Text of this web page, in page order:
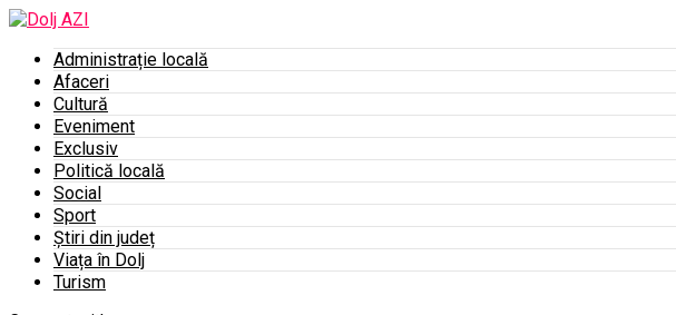
Administrație locală
Afaceri
Cultură
Eveniment
Exclusiv
Politică locală
Social
Sport
Știri din județ
Viața în Dolj
Turism